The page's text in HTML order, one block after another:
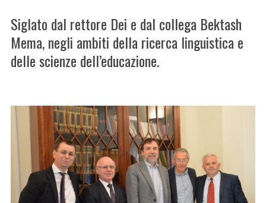
Siglato dal rettore Dei e dal collega Bektash
Mema, negli ambiti della ricerca linguistica e
delle scienze dell’educazione.